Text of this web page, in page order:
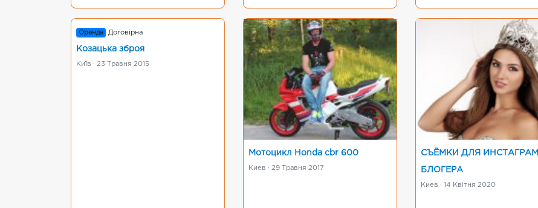
Оренда Договірна
Козацька зброя
Київ · 23 Травня 2015
Мотоцикл Honda cbr 600
Киев · 29 Травня 2017
СЪЁМКИ ДЛЯ ИНСТАГРАМ
БЛОГЕРА
Киев · 14 Квітня 2020